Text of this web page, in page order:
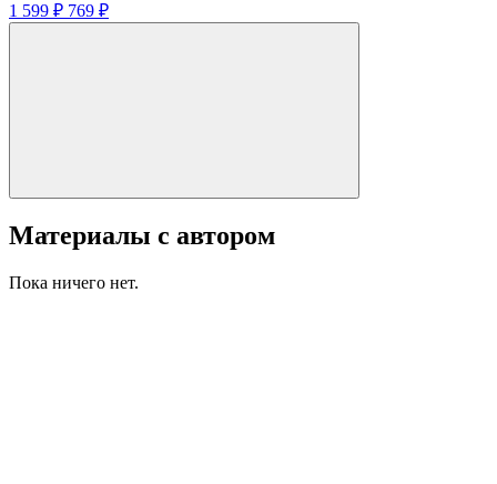
1 599 ₽ 769 ₽
Материалы с автором
Пока ничего нет.